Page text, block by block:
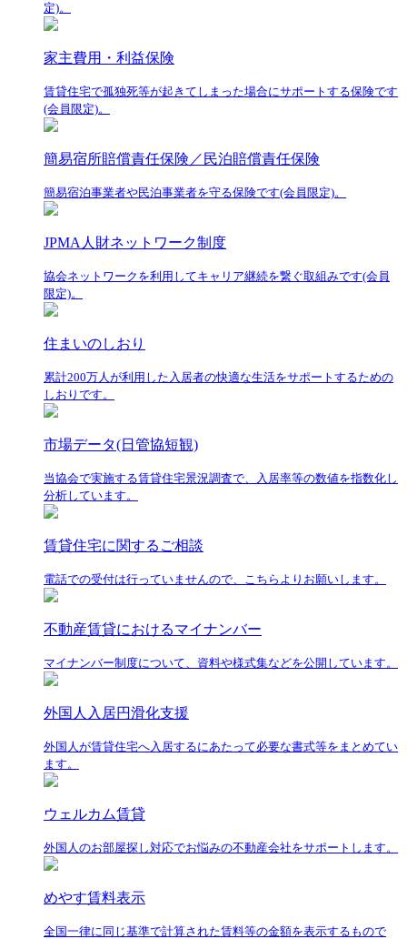
定)。
家主費用・利益保険
賃貸住宅で孤独死等が起きてしまった場合にサポートする保険です
(会員限定)。
簡易宿所賠償責任保険／民泊賠償責任保険
簡易宿泊事業者や民泊事業者を守る保険です(会員限定)。
JPMA人財ネットワーク制度
協会ネットワークを利用してキャリア継続を繋ぐ取組みです(会員
限定)。
住まいのしおり
累計200万人が利用した入居者の快適な生活をサポートするための
しおりです。
市場データ(日管協短観)
当協会で実施する賃貸住宅景況調査で、入居率等の数値を指数化し
分析しています。
賃貸住宅に関するご相談
電話での受付は行っていませんので、こちらよりお願いします。
不動産賃貸におけるマイナンバー
マイナンバー制度について、資料や様式集などを公開しています。
外国人入居円滑化支援
外国人が賃貸住宅へ入居するにあたって必要な書式等をまとめてい
ます。
ウェルカム賃貸
外国人のお部屋探し対応でお悩みの不動産会社をサポートします。
めやす賃料表示
全国一律に同じ基準で計算された賃料等の金額を表示するもので